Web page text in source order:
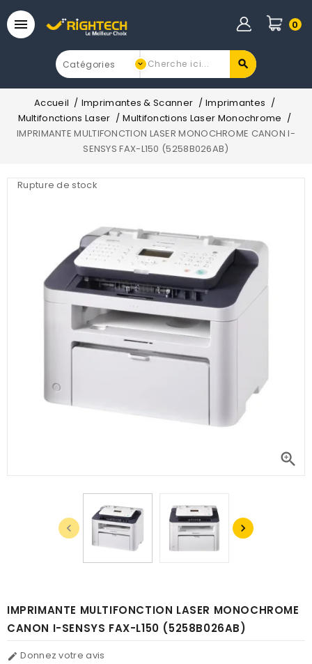
 0
Accueil Imprimantes & Scanner
Imprimantes
Multifonctions Laser
Multifonctions Laser Monochrome
IMPRIMANTE MULTIFONCTION LASER MONOCHROME CANON I-
SENSYS FAX-L150 (5258B026AB)
Rupture de stock

 
IMPRIMANTE MULTIFONCTION LASER MONOCHROME
CANON I-SENSYS FAX-L150 (5258B026AB)
 Donnez votre avis